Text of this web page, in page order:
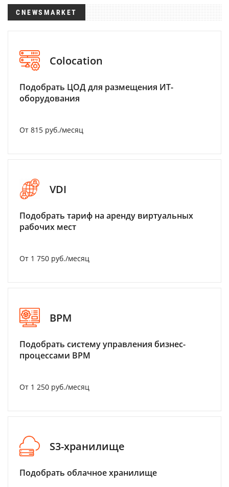
CNEWSMARKET
Colocation
Подобрать ЦОД для размещения ИТ-
оборудования
От 815 руб./месяц
VDI
Подобрать тариф на аренду виртуальных
рабочих мест
От 1 750 руб./месяц
BPM
Подобрать систему управления бизнес-
процессами BPM
От 1 250 руб./месяц
S3-хранилище
Подобрать облачное хранилище